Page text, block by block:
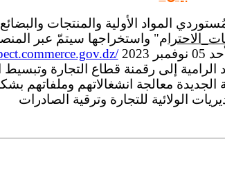
م" واستخراجها سيتمّ عبر
إلى رقمنة قطاع التجارة وتبسيط
الجديدة معالجة انشغالاتهم وملفاتهم